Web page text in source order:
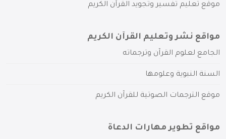
موقع تعليم تفسير وتجويد القرآن الكريم
مواقع نشر وتعليم القرآن الكريم
الجامع لعلوم القرآن وترجماته
السنة النبوية وعلومها
موقع الترجمات الصوتية للقرآن الكريم
مواقع تطوير مهارات الدعاة